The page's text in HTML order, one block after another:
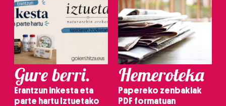
Gure berri.
Erantzun inkesta eta
parte hartu Iztuetako
Hemeroteka
Papereko zenbakiak
PDF formatuan